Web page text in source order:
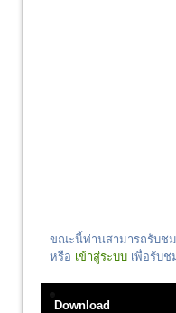
ขณะนี้ท่านสามารถรับชม
หรือ เข้าสู่ระบบ เพื่อรับช
Download